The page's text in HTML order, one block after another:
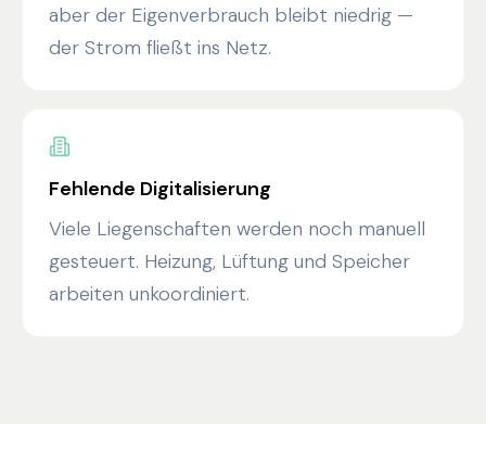
aber der Eigenverbrauch bleibt niedrig —
der Strom fließt ins Netz.
Fehlende Digitalisierung
Viele Liegenschaften werden noch manuell
gesteuert. Heizung, Lüftung und Speicher
arbeiten unkoordiniert.